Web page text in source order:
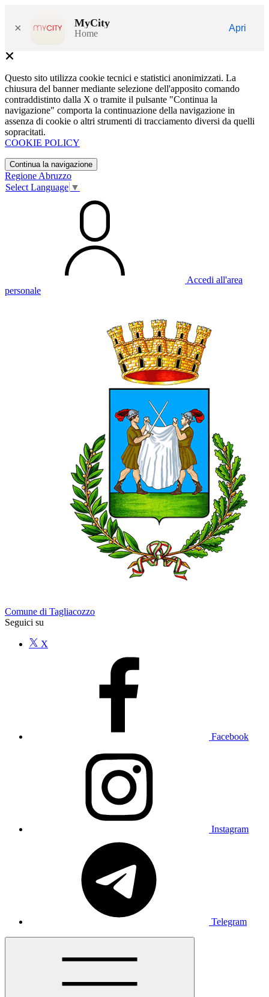
× MyCity
Home
Apri
Questo sito utilizza cookie tecnici e statistici anonimizzati. La
chiusura del banner mediante selezione dell'apposito comando
contraddistinto dalla X o tramite il pulsante "Continua la
navigazione" comporta la continuazione della navigazione in
assenza di cookie o altri strumenti di tracciamento diversi da quelli
sopracitati.
COOKIE POLICY
Continua la navigazione
Regione Abruzzo
Select Language ▼
Accedi all'area
personale
Comune di Tagliacozzo
Seguici su
X
Facebook
Instagram
Telegram